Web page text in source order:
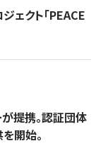
ェクト「PEACE
提携。認証団体
開始。